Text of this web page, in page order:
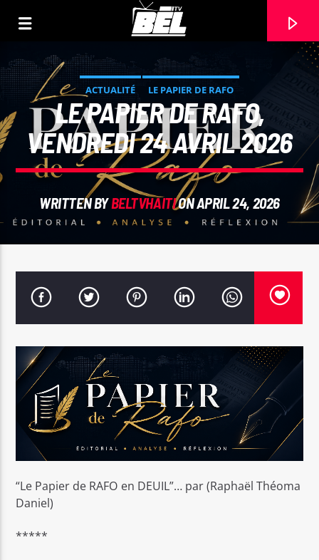
TITLE
ARTIST
Bel Tv Radio
ACTUALITÉ LE PAPIER DE RAFO
LE PAPIER DE RAFO,
VENDREDI 24 AVRIL 2026
WRITTEN BYBELTVHAITION APRIL 24, 2026
“Le Papier de RAFO en DEUIL”… par (Raphaël Théoma
Daniel)
*****